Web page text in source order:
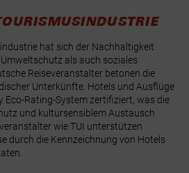
hat sich der Nachhaltigkeit
als auch soziales
Reiseveranstalter betonen die
Unterkünfte. Hotels und Ausflüge
Eco-Rating-System zertifiziert, was die
und kultursensiblem Austausch
wie TUI unterstützen
durch die Kennzeichnung von Hotels